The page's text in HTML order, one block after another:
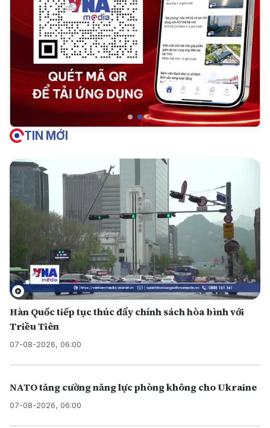
TIN MỚI
Hàn Quốc tiếp tục thúc đẩy chính sách hòa bình với
Triều Tiên
07-08-2026, 06:00
NATO tăng cường năng lực phòng không cho Ukraine
07-08-2026, 06:00